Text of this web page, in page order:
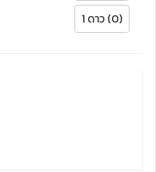
1 ดาว (0)